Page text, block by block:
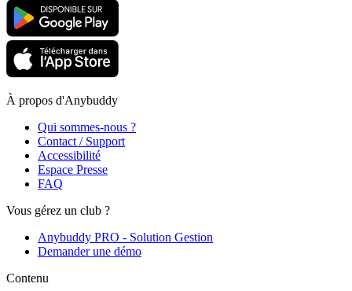
À propos d'Anybuddy
Qui sommes-nous ?
Contact / Support
Accessibilité
Espace Presse
FAQ
Vous gérez un club ?
Anybuddy PRO - Solution Gestion
Demander une démo
Contenu